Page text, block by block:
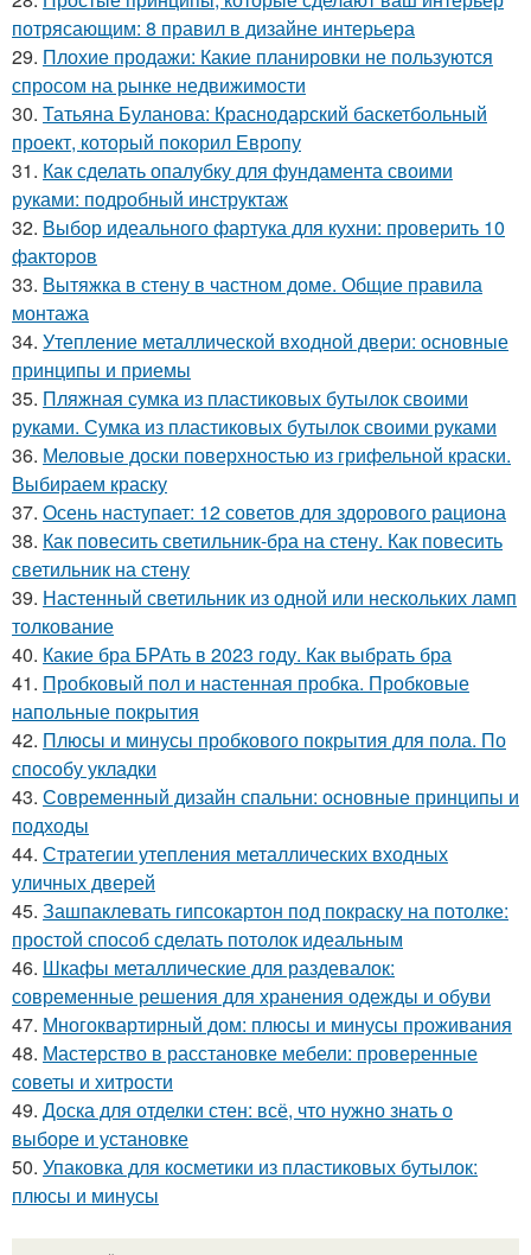
потрясающим: 8 правил в дизайне интерьера
29. Плохие продажи: Какие планировки не пользуются
спросом на рынке недвижимости
30. Татьяна Буланова: Краснодарский баскетбольный
проект, который покорил Европу
31. Как сделать опалубку для фундамента своими
руками: подробный инструктаж
32. Выбор идеального фартука для кухни: проверить 10
факторов
33. Вытяжка в стену в частном доме. Общие правила
монтажа
34. Утепление металлической входной двери: основные
принципы и приемы
35. Пляжная сумка из пластиковых бутылок своими
руками. Сумка из пластиковых бутылок своими руками
36. Меловые доски поверхностью из грифельной краски.
Выбираем краску
37. Осень наступает: 12 советов для здорового рациона
38. Как повесить светильник-бра на стену. Как повесить
светильник на стену
39. Настенный светильник из одной или нескольких ламп
толкование
40. Какие бра БРАть в 2023 году. Как выбрать бра
41. Пробковый пол и настенная пробка. Пробковые
напольные покрытия
42. Плюсы и минусы пробкового покрытия для пола. По
способу укладки
43. Современный дизайн спальни: основные принципы и
подходы
44. Стратегии утепления металлических входных
уличных дверей
45. Зашпаклевать гипсокартон под покраску на потолке:
простой способ сделать потолок идеальным
46. Шкафы металлические для раздевалок:
современные решения для хранения одежды и обуви
47. Многоквартирный дом: плюсы и минусы проживания
48. Мастерство в расстановке мебели: проверенные
советы и хитрости
49. Доска для отделки стен: всё, что нужно знать о
выборе и установке
50. Упаковка для косметики из пластиковых бутылок:
плюсы и минусы